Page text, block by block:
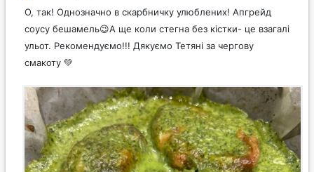
О, так! Однозначно в скарбничку улюблених! Апгрейд
соусу бешамель😉А ще коли стегна без кістки- це взагалі
ульот. Рекомендуємо!!! Дякуємо Тетяні за чергову
смакоту 💚